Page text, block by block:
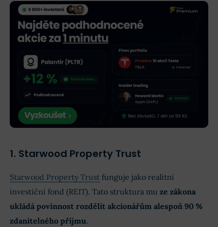
1. Starwood Property Trust
Starwood Property Trust funguje jako realitní
investiční fond (REIT). Tato struktura mu ze zákona
ukládá povinnost rozdělit akcionářům alespoň 90 %
zdanitelného příjmu.